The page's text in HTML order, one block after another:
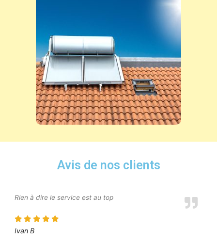
Avis de nos clients
Rien à dire le service est au top
Ivan B